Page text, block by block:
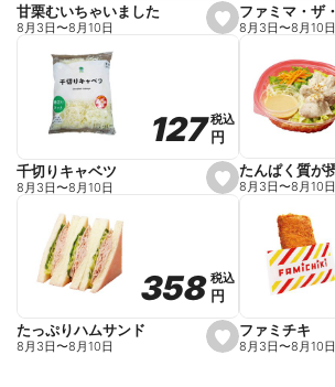
s
e
o
r
i
e
甘栗むいちゃいました
8月3日〜8月10日 8月3日〜8月10日
s
e
o
r
i
e
127
127税込
税込
円
円
千切りキャベツ
8月3日〜8月10日 8月3日〜8月10日
s
e
358
358税込
税込
円
円
たっぷりハムサンド
8月3日〜8月10日
ファミチキ
8月3日〜8月10日